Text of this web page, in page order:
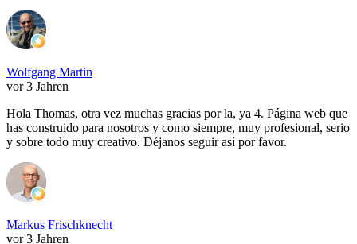
Wolfgang Martin
vor 3 Jahren
Hola Thomas, otra vez muchas gracias por la, ya 4. Página web que
has construido para nosotros y como siempre, muy profesional, serio
y sobre todo muy creativo. Déjanos seguir así por favor.
Markus Frischknecht
vor 3 Jahren